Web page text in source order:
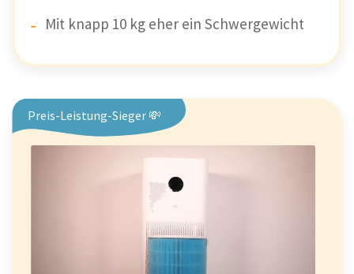
Mit knapp 10 kg eher ein Schwergewicht
Preis-Leistung-Sieger 💸